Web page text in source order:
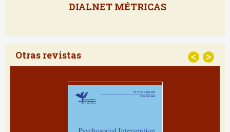
DIALNET MÉTRICAS
Otras revistas < >